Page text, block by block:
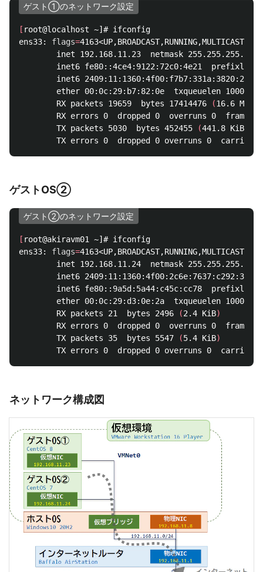
ゲスト①のネットワーク設定
[ root@localhost ~]# ifconfig
ens33: flags=4163<UP,BROADCAST,RUNNING,MULTICAST>
inet 192.168.11.23  netmask 255.255.255.0
inet6 fe80::4ce4:9122:72c0:4e21  prefixlen
inet6
        ether 00:0c:29:b7:82:0e  txqueuelen 1000
        RX packets 19659  bytes 17414476
(16.6 MiB
        RX errors 0  dropped 0  overruns 0  frame 0
        TX packets 5030  bytes 452455
(441.8 KiB
ゲストOS②
ゲスト②のネットワーク設定
[ root@akiravm01 ~]# ifconfig
ens33: flags=4163<UP,BROADCAST,RUNNING,MULTICAST>
inet 192.168.11.24  netmask 255.255.255.0
inet6 2409:11:1360:4f00:2c6e:7637:c292:38a
inet6 fe80::9a5d:5a44:c45c:cc78  prefixlen
        ether 00:0c:29:d3:0e:2a  txqueuelen 1000
        RX packets 21  bytes 2496
(2.4 KiB)
        RX errors 0  dropped 0  overruns 0  frame 0
        TX packets 35  bytes 5547
(5.4 KiB)
ネットワーク構成図